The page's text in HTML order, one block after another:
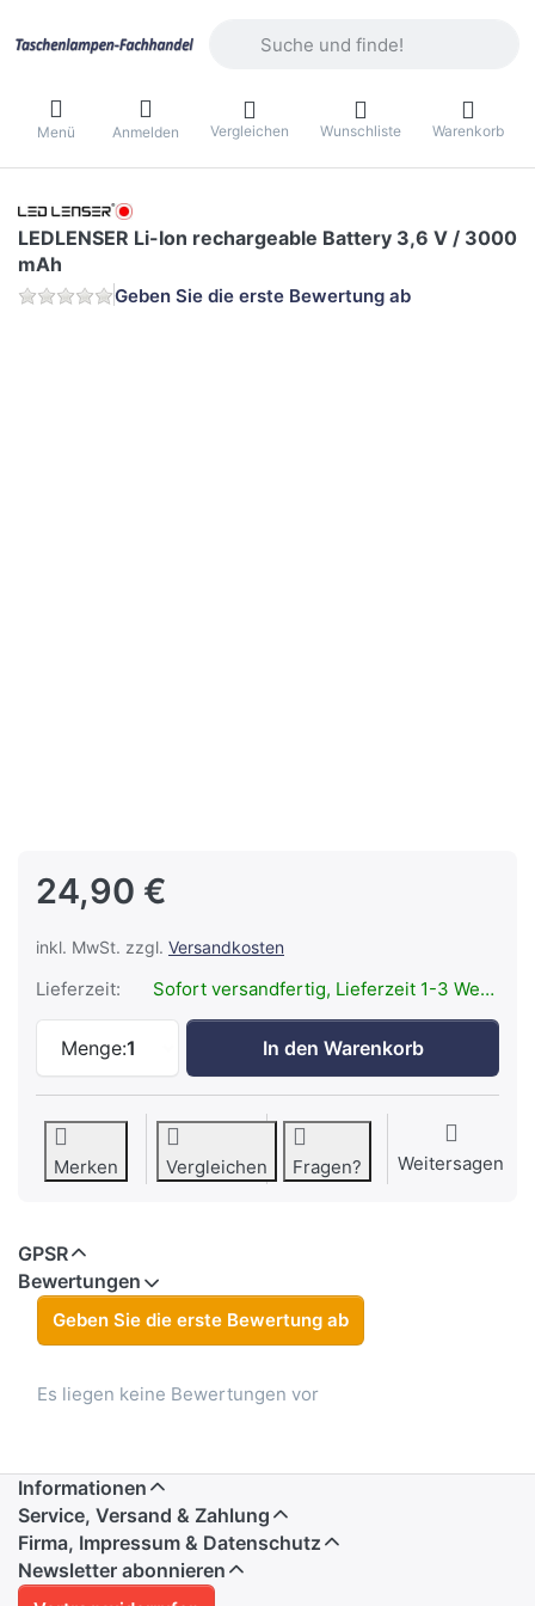
Menü Anmelden Vergleichen Wunschliste Warenkorb
LEDLENSER Li-Ion rechargeable Battery 3,6 V / 3000
mAh
Geben Sie die erste Bewertung ab
24,90 €
inkl. MwSt. zzgl. Versandkosten
Lieferzeit: Sofort versandfertig, Lieferzeit 1-3 Werktage.
Menge:1
LEDLENSER Li-Ion rechargeable
In den Warenkorb
Merken Vergleichen Fragen? Weitersagen
GPSR
Bewertungen
Geben Sie die erste Bewertung ab
Es liegen keine Bewertungen vor
Informationen
Service, Versand & Zahlung
Firma, Impressum & Datenschutz
Newsletter abonnieren